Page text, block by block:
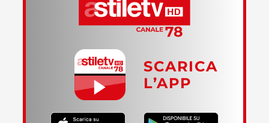
SCARICA
L’APP